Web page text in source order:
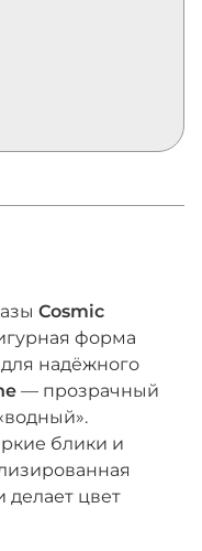
Cosmic
форма
для надёжного
— прозрачный
блики и
делает цвет